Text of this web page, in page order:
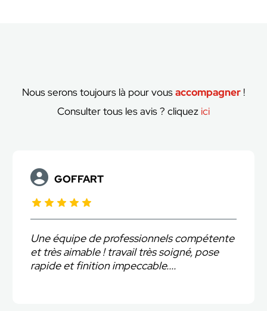
Nous serons toujours là pour vousaccompagner !
Consulter tous les avis ? cliquez ici
GOFFART
Une équipe de professionnels compétente
et très aimable ! travail très soigné, pose
rapide et finition impeccable....